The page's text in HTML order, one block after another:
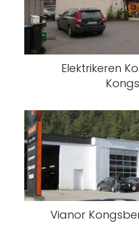
Elektrikeren
Vianor